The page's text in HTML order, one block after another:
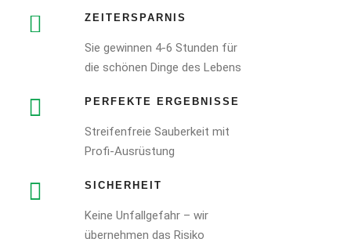
ZEITERSPARNIS
Sie gewinnen 4-6 Stunden für
die schönen Dinge des Lebens
PERFEKTE ERGEBNISSE
Streifenfreie Sauberkeit mit
Profi-Ausrüstung
SICHERHEIT
Keine Unfallgefahr – wir
übernehmen das Risiko